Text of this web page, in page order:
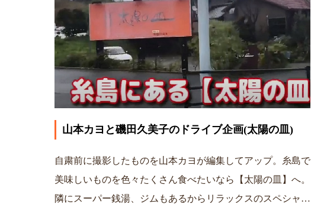
山本カヨと磯田久美子のドライブ企画(太陽の皿)
自粛前に撮影したものを山本カヨが編集してアップ。糸島で
美味しいものを色々たくさん食べたいなら【太陽の皿】へ。
隣にスーパー銭湯、ジムもあるからリラックスのスペシャ…